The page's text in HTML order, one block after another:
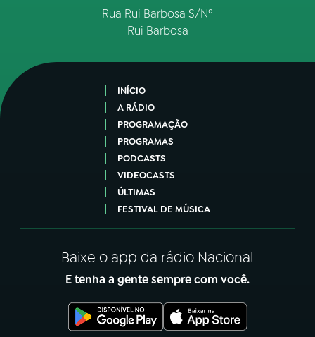
Rua Rui Barbosa S/Nº
Rui Barbosa
INÍCIO
A RÁDIO
PROGRAMAÇÃO
PROGRAMAS
PODCASTS
VIDEOCASTS
ÚLTIMAS
FESTIVAL DE MÚSICA
Baixe o app da rádio Nacional
E tenha a gente sempre com você.